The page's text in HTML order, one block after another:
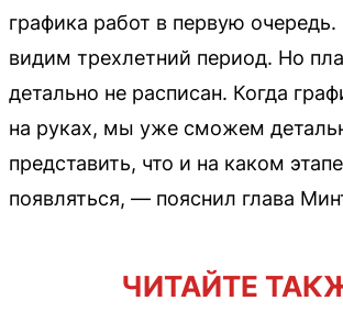
графика работ в первую
видим трехлетний период. Но
детально не расписан. Когда
на руках, мы уже сможем
представить, что и на каком
появляться, — пояснил глава
ЧИТАЙТЕ